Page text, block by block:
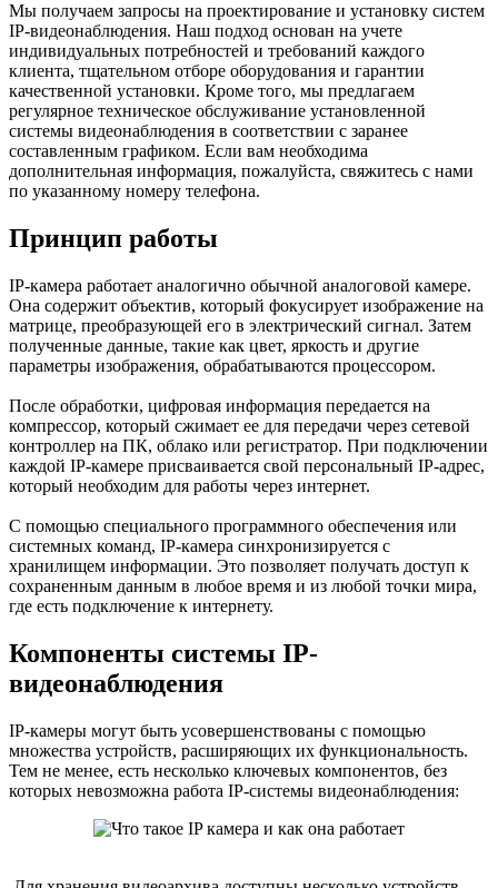
Мы получаем запросы на проектирование и установку систем
IP-видеонаблюдения. Наш подход основан на учете
индивидуальных потребностей и требований каждого
клиента, тщательном отборе оборудования и гарантии
качественной установки. Кроме того, мы предлагаем
регулярное техническое обслуживание установленной
системы видеонаблюдения в соответствии с заранее
составленным графиком. Если вам необходима
дополнительная информация, пожалуйста, свяжитесь с нами
по указанному номеру телефона.
Принцип работы
IP-камера работает аналогично обычной аналоговой камере.
Она содержит объектив, который фокусирует изображение на
матрице, преобразующей его в электрический сигнал. Затем
полученные данные, такие как цвет, яркость и другие
параметры изображения, обрабатываются процессором.
После обработки, цифровая информация передается на
компрессор, который сжимает ее для передачи через сетевой
контроллер на ПК, облако или регистратор. При подключении
каждой IP-камере присваивается свой персональный IP-адрес,
который необходим для работы через интернет.
С помощью специального программного обеспечения или
системных команд, IP-камера синхронизируется с
хранилищем информации. Это позволяет получать доступ к
сохраненным данным в любое время и из любой точки мира,
где есть подключение к интернету.
Компоненты системы IP-
видеонаблюдения
IP-камеры могут быть усовершенствованы с помощью
множества устройств, расширяющих их функциональность.
Тем не менее, есть несколько ключевых компонентов, без
которых невозможна работа IP-системы видеонаблюдения: